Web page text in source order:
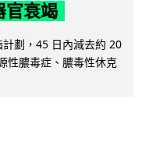
官衰竭
劃，45 日內減去約 20
性膿毒症、膿毒性休克